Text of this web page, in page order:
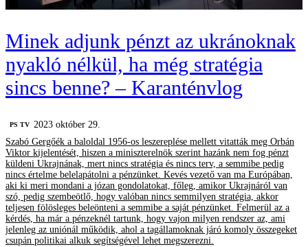
Minek adjunk pénzt az ukránoknak
nyakló nélkül, ha még stratégia
sincs benne? – Karanténvlog
PS TV 2023 október 29.
Szabó Gergőék a baloldal 1956-os leszereplése mellett vitatták meg Orbán
Viktor kijelentését, hiszen a miniszterelnök szerint hazánk nem fog pénzt
küldeni Ukrajnának, mert nincs stratégia és nincs terv, a semmibe pedig
nincs értelme belelapátolni a pénzünket. Kevés vezető van ma Európában,
aki ki meri mondani a józan gondolatokat, főleg, amikor Ukrajnáról van
szó, pedig szembeötlő, hogy valóban nincs semmilyen stratégia, akkor
teljesen fölösleges beleönteni a semmibe a saját pénzünket. Felmerül az a
kérdés, ha már a pénzeknél tartunk, hogy vajon milyen rendszer az, ami
jelenleg az uniónál működik, ahol a tagállamoknak járó komoly összegeket
csupán politikai alkuk segítségével lehet megszerezni.